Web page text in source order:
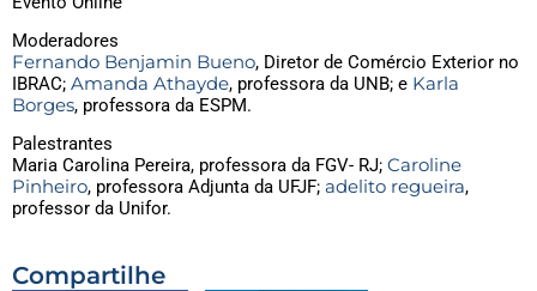
Moderadores
Fernando Benjamin Bueno, Diretor de Comércio Exterior no
IBRAC; Amanda Athayde, professora da UNB; e Karla
Borges, professora da ESPM.
Palestrantes
Maria Carolina Pereira, professora da FGV- RJ; Caroline
Pinheiro, professora Adjunta da UFJF; adelito regueira,
professor da Unifor.
Compartilhe